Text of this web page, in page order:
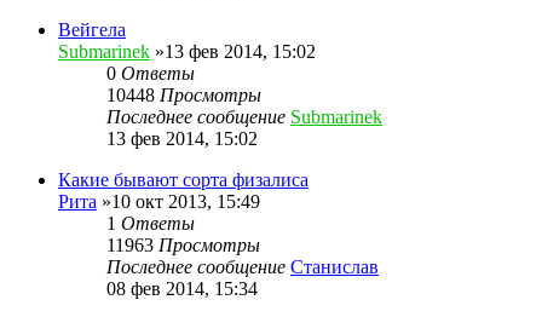
Вейгела
Submarinek »13 фев 2014, 15:02
0 Ответы
10448 Просмотры
Последнее сообщение Submarinek
13 фев 2014, 15:02
Какие бывают сорта физалиса
Рита »10 окт 2013, 15:49
1 Ответы
11963 Просмотры
Последнее сообщение Станислав
08 фев 2014, 15:34